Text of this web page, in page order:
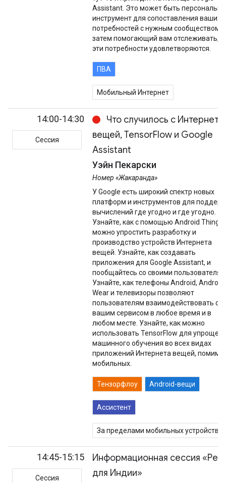
Assistant. Это может быть
инструмент для сопоставления ваших
потребностей с нужным сообществом,
затем помогающий вам отслеживать,
эти потребности удовлетворяются.
ПВА
Мобильный Интернет
14:00-14:30
Сессия
Что случилось с
вещей, TensorFlow и Google
Assistant
Уэйн Пекарски
Номер «Жакаранда»
У Google есть широкий спектр новых
платформ и инструментов для
вычислений где угодно и где угодно.
Узнайте, как с помощью Android Things
можно упростить разработку и
производство устройств Интернета
вещей. Узнайте, как создавать
приложения для Google Assistant, и
пообщайтесь со своими
Узнайте, как телефоны Android, Android
Wear и телевизоры позволяют
пользователям взаимодействовать с
вашим сервисом в любое время и в
любом месте. Узнайте, как можно
использовать TensorFlow для
машинного обучения во всех видах
приложений Интернета вещей, помимо
мобильных.
Тензорфлоу Android-вещи
Ассистент
За пределами мобильных устройств
14:45-15:15
Сессия
Информационная сессия
для Индии»